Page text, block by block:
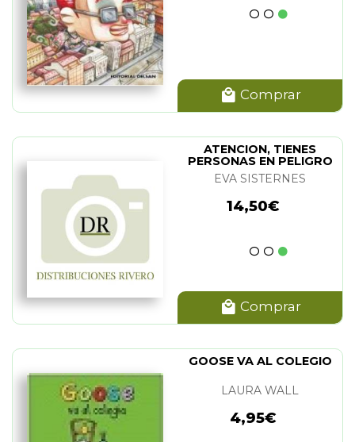
Comprar
ATENCION, TIENES
PERSONAS EN PELIGRO
DE EXTINCION!
EVA SISTERNES
14,50€
Comprar
GOOSE VA AL COLEGIO
LAURA WALL
4,95€